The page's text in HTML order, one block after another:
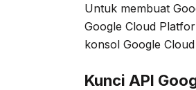
Untuk membuat
Google Cloud
konsol Google
Kunci API